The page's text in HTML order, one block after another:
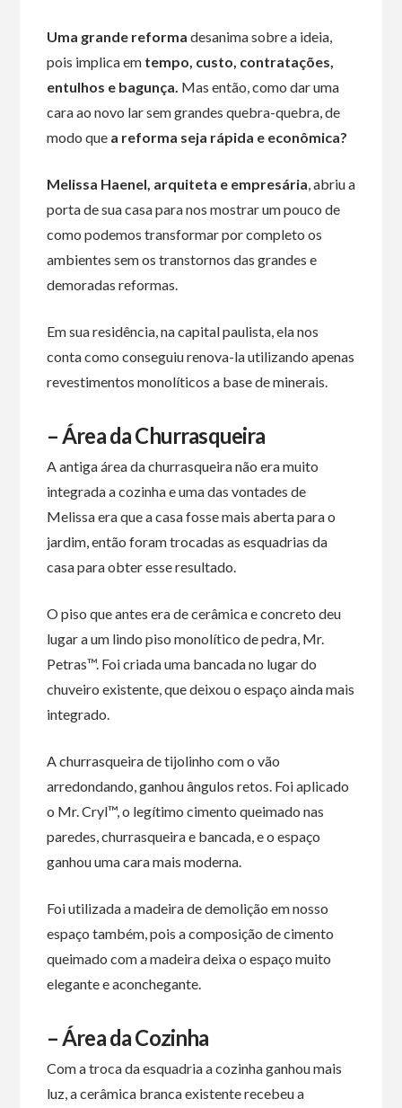
Uma grande reforma desanima sobre a ideia,
pois implica em tempo, custo, contratações,
entulhos e bagunça. Mas então, como dar uma
cara ao novo lar sem grandes quebra-quebra, de
modo que a reforma seja rápida e econômica?
Melissa Haenel, arquiteta e empresária, abriu a
porta de sua casa para nos mostrar um pouco de
como podemos transformar por completo os
ambientes sem os transtornos das grandes e
demoradas reformas.
Em sua residência, na capital paulista, ela nos
conta como conseguiu renova-la utilizando apenas
revestimentos monolíticos a base de minerais.
– Área da Churrasqueira
A antiga área da churrasqueira não era muito
integrada a cozinha e uma das vontades de
Melissa era que a casa fosse mais aberta para o
jardim, então foram trocadas as esquadrias da
casa para obter esse resultado.
O piso que antes era de cerâmica e concreto deu
lugar a um lindo piso monolítico de pedra, Mr.
Petras™. Foi criada uma bancada no lugar do
chuveiro existente, que deixou o espaço ainda mais
integrado.
A churrasqueira de tijolinho com o vão
arredondando, ganhou ângulos retos. Foi aplicado
o Mr. Cryl™, o legítimo cimento queimado nas
paredes, churrasqueira e bancada, e o espaço
ganhou uma cara mais moderna.
Foi utilizada a madeira de demolição em nosso
espaço também, pois a composição de cimento
queimado com a madeira deixa o espaço muito
elegante e aconchegante.
– Área da Cozinha
Com a troca da esquadria a cozinha ganhou mais
luz, a cerâmica branca existente recebeu a